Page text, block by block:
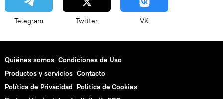
Telegram Twitter VK
Quiénes somos Condiciones de Uso
Productos y servicios Contacto
Política de Privacidad Politica de Cookies